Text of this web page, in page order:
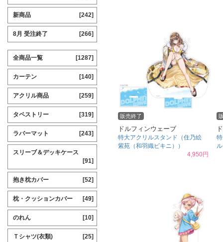
販売終了
ドルフィンウェーブ
特大アクリルスタンド（住乃絵
紫苑（和羽織ビキニ））
4,950円
新商品 [242]
8月 受注終了 [266]
全商品一覧 [1287]
カーテン [140]
アクリル商品 [259]
タペストリー [319]
ラバーマット [243]
スリーブ＆デッキケース
[91]
抱き枕カバー [52]
枕・クッションカバー [49]
のれん [10]
Ｔシャツ(衣類) [25]